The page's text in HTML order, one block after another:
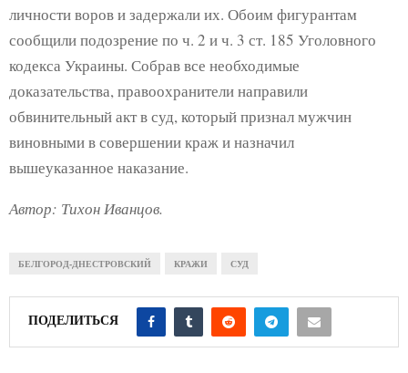
личности воров и задержали их. Обоим фигурантам
сообщили подозрение по ч. 2 и ч. 3 ст. 185 Уголовного
кодекса Украины. Собрав все необходимые
доказательства, правоохранители направили
обвинительный акт в суд, который признал мужчин
виновными в совершении краж и назначил
вышеуказанное наказание.
Автор: Тихон Иванцов.
БЕЛГОРОД-ДНЕСТРОВСКИЙ КРАЖИ СУД
ПОДЕЛИТЬСЯ